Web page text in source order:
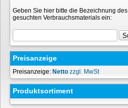
Geben Sie hier bitte die Bezeichnung des
gesuchten Verbrauchsmaterials ein:
Preisanzeige
Preisanzeige: Netto zzgl. MwSt
Produktsortiment